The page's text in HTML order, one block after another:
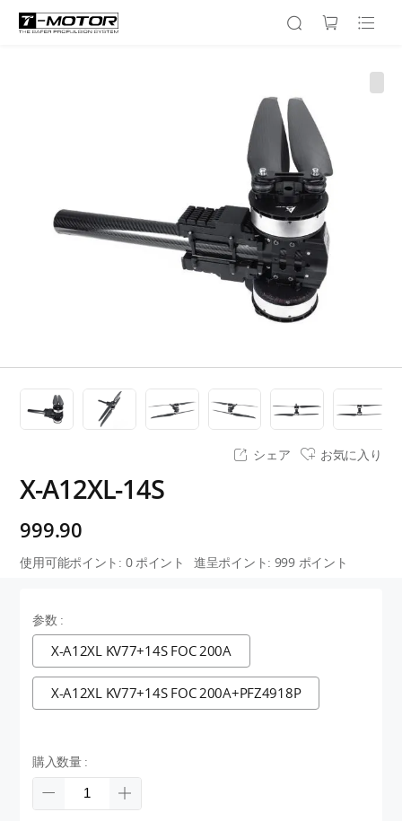
シェア お気に入り
X-A12XL-14S
999.90
使用可能ポイント: 0ポイント 進呈ポイント: 999ポイント
参数 :
X-A12XL KV77+14S FOC 200A
X-A12XL KV77+14S FOC 200A+PFZ4918P
購入数量 :